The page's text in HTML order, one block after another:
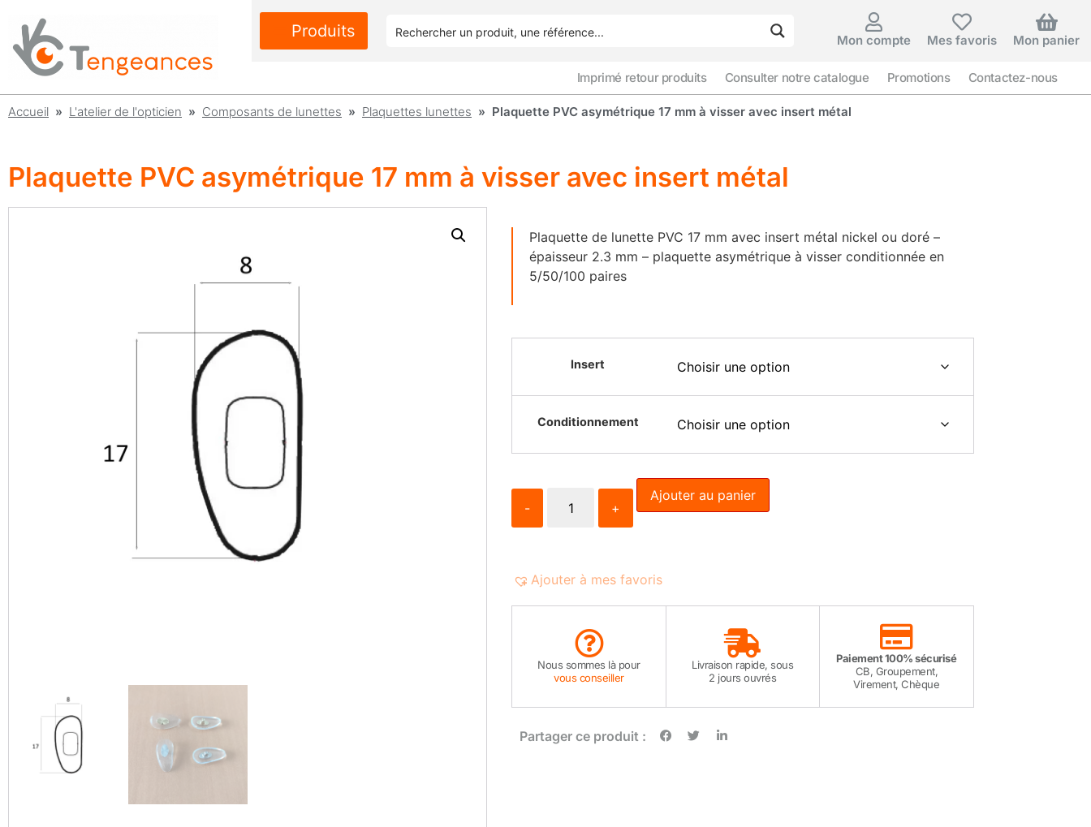
Produits Mon compte Mes favoris Mon panier
Imprimé retour produits Consulter notre catalogue Promotions Contactez-nous
Accueil » L'atelier de l'opticien » Composants de lunettes » Plaquettes lunettes » Plaquette PVC asymétrique 17 mm à visser avec insert métal
Plaquette PVC asymétrique 17 mm à visser avec insert métal
Plaquette de lunette PVC 17 mm avec insert métal nickel ou doré –
épaisseur 2.3 mm – plaquette asymétrique à visser conditionnée en
5/50/100 paires
Insert
Conditionnement
- +
Ajouter au panier
Ajouter à mes favoris
Nous sommes là pour
vous conseiller
Livraison rapide, sous
2 jours ouvrés
Paiement 100% sécurisé
CB, Groupement,
Virement, Chèque
Partager ce produit :